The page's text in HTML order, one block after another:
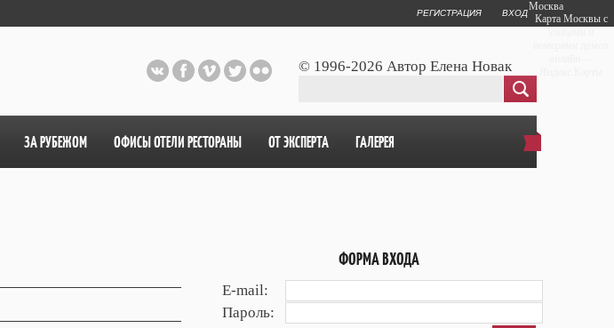
РЕГИСТРАЦИЯ ВХОД
© 1996-2026 Автор Елена Новак
ЗА РУБЕЖОМ ОФИСЫ ОТЕЛИ РЕСТОРАНЫ ОТ ЭКСПЕРТА ГАЛЕРЕЯ
ФОРМА ВХОДА
E-mail:
Пароль:
Москва
Карта Москвы с